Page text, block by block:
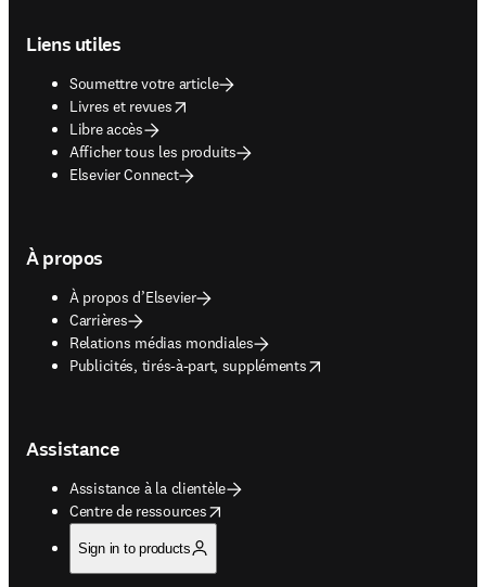
Liens utiles
Soumettre votre article
Livres et revues
opens in new tab/window
Libre accès
Afficher tous les produits
Elsevier Connect
À propos
À propos d’Elsevier
Carrières
Relations médias mondiales
Publicités, tirés-à-part, suppléments
opens in new tab/window
Assistance
Assistance à la clientèle
Centre de ressources
opens in new tab/window
Sign in to products